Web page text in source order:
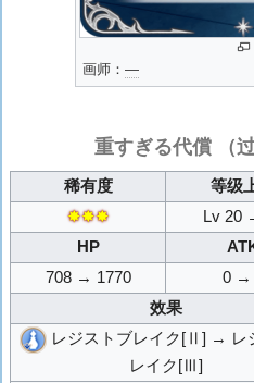
画师： ―
重すぎる代償（过
稀有度 等级
✸✸✸
Lv 20
HP
708 → 1770
0 →
效果
レジストブレイク[Ⅱ] → レ
レイク[Ⅲ]